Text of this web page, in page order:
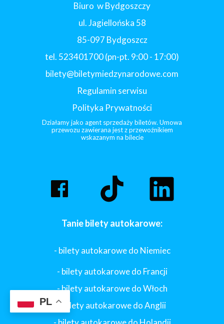
PL
Tanie bilety autokarowe:
- bilety autokarowe do Niemiec
- bilety autokarowe do Francji
-bilety autokarowe do Włoch
- bilety autokarowe do Anglii
Biuro w Bydgoszczy
ul. Jagiellońska 58
85-097 Bydgoszcz
tel. 523401700 (pn-pt. 9:00 - 17:00)
bilety@biletymiedzynarodowe.com
Regulamin serwisu
Polityka Prywatności
Działamy jako agent sprzedaży biletów. Umowa
przewozu zawierana jest z przewoźnikiem
wskazanym na bilecie